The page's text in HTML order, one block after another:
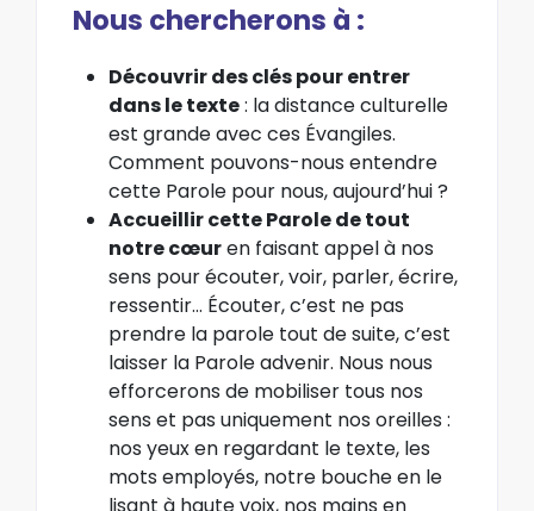
Nous chercherons à :
Découvrir des clés pour entrer
dans le texte: la distance culturelle
est grande avec ces Évangiles.
Comment pouvons-nous entendre
cette Parole pour nous, aujourd’hui ?
Accueillir cette Parole de tout
notre cœuren faisant appel à nos
sens pour écouter, voir, parler, écrire,
ressentir… Écouter, c’est ne pas
prendre la parole tout de suite, c’est
laisser la Parole advenir. Nous nous
efforcerons de mobiliser tous nos
sens et pas uniquement nos oreilles :
nos yeux en regardant le texte, les
mots employés, notre bouche en le
lisant à haute voix, nos mains en